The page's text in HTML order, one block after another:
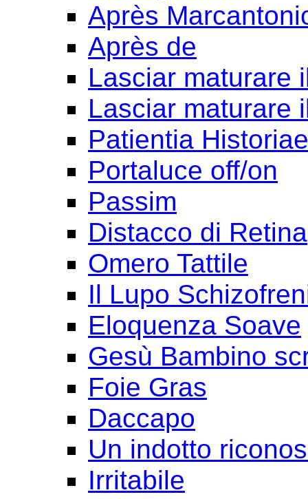
Après
Après de
Lasciar maturare
Lasciar maturare
Patientia Historiae
Portaluce off/on
Passim
Distacco di Retina
Omero Tattile
Il Lupo
Eloquenza Soave
Gesù Bambino
Foie Gras
Daccapo
Un indotto
Irritabile